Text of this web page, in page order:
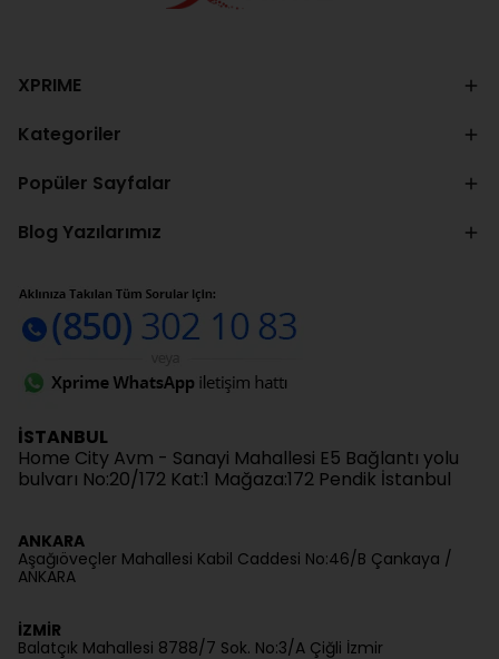
XPRIME
Kategoriler
Popüler Sayfalar
Blog Yazılarımız
İSTANBUL
Home City Avm - Sanayi Mahallesi E5 Bağlantı yolu
bulvarı No:20/172 Kat:1 Mağaza:172 Pendik İstanbul
ANKARA
Aşağıöveçler Mahallesi Kabil Caddesi No:46/B Çankaya /
ANKARA
İZMİR
Balatçık Mahallesi 8788/7 Sok. No:3/A Çiğli İzmir